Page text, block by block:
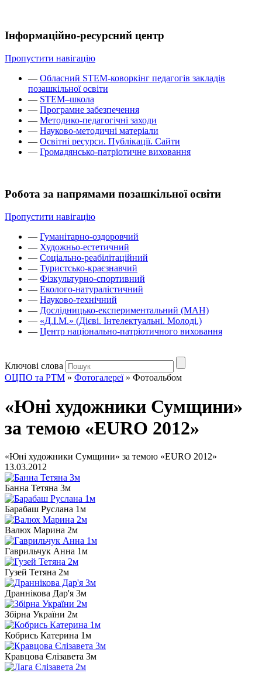
Інформаційно-ресурсний центр
Пропустити навігацію
— Обласний STEM-коворкінг педагогів закладів
позашкільної освіти
— STEM–школа
— Програмне забезпечення
— Методико-педагогічні заходи
— Науково-методичні матеріали
— Освітні ресурси. Публікації. Сайти
— Громадянсько-патріотичне виховання
Робота за напрямами позашкільної освіти
Пропустити навігацію
— Гуманітарно-оздоровчий
— Художньо-естетичний
— Соціально-реабілітаційний
— Туристсько-краєзнавчий
— Фізкультурно-спортивний
— Еколого-натуралістичний
— Науково-технічний
— Дослідницько-експериментальний (МАН)
— «Д.І.М.» (Дієві. Інтелектуальні. Молоді.)
— Центр національно-патріотичного виховання
Ключові слова
ОЦПО та РТМ » Фотогалереї» Фотоальбом
«Юні художники Сумщини»
за темою «EURO 2012»
«Юні художники Сумщини» за темою «EURO 2012»
13.03.2012
Банна Тетяна 3м
Барабаш Руслана 1м
Валюх Марина 2м
Гаврильчук Анна 1м
Гузей Тетяна 2м
Драннікова Дар'я 3м
Збірна України 2м
Кобрись Катерина 1м
Кравцова Єлізавета 3м